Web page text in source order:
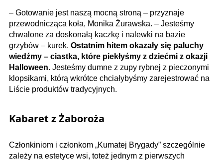
– Gotowanie jest naszą mocną stroną – przyznaje
przewodnicząca koła, Monika Żurawska. – Jesteśmy
chwalone za doskonałą kaczkę i nalewki na bazie
grzybów – kurek. Ostatnim hitem okazały się paluchy
wiedźmy – ciastka, które piekłyśmy z dziećmi z okazji
Halloween. Jesteśmy dumne z zupy rybnej z pieczonymi
klopsikami, którą wkrótce chciałybyśmy zarejestrować na
Liście produktów tradycyjnych.
Kabaret z Żaboroża
Członkiniom i członkom „Kumatej Brygady” szczególnie
zależy na estetyce wsi, toteż jednym z pierwszych